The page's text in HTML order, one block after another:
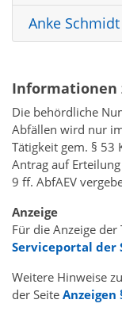
Anke Schmidt
Informationen
Die behördliche
Abfällen wird nur
Tätigkeit gem. § 53
Antrag auf
9 ff. AbfAEV
Anzeige
Für die Anzeige
Serviceportal der
Weitere Hinweise
der Seite Anzeigen